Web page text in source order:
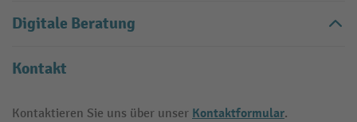
Digitale Beratung
Kontakt
Kontaktieren Sie uns über unser Kontaktformular.